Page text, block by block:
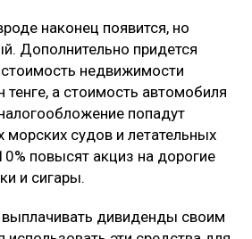
наконец появится, но
Дополнительно придется
стоимость недвижимости
а стоимость автомобиля
попадут
судов и летательных
повысят акциз на дорогие
и сигары.
выплачивать дивиденды своим